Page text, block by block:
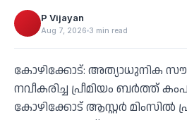
P Vijayan
Aug 7, 2026 3 min read
കോഴിക്കോട്: അത്യാധുനിക
നവീകരിച്ച പ്രീമിയം ബർത്ത്
കോഴിക്കോട് ആസ്റ്റർ മിംസിൽ